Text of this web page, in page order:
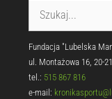
Fundacja "Lubelska
ul. Montażowa 16, 20-
tel.: 515 867 816
e-mail: